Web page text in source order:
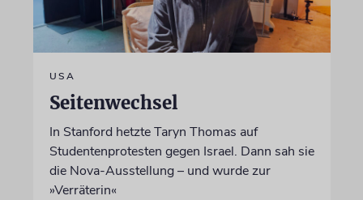
USA
Seitenwechsel
In Stanford hetzte Taryn Thomas auf
Studentenprotesten gegen Israel. Dann sah sie
die Nova-Ausstellung – und wurde zur
»Verräterin«